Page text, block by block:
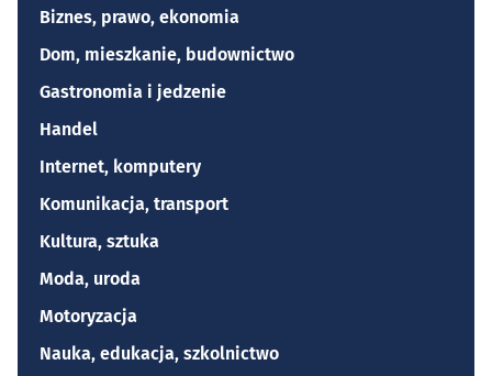
Biznes, prawo, ekonomia
Dom, mieszkanie, budownictwo
Gastronomia i jedzenie
Handel
Internet, komputery
Komunikacja, transport
Kultura, sztuka
Moda, uroda
Motoryzacja
Nauka, edukacja, szkolnictwo